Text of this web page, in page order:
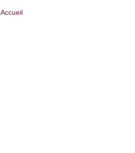
Accueil